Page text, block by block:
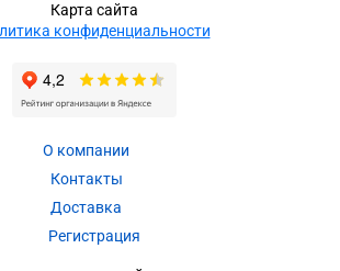
Карта сайта
конфиденциальности
О компании
Контакты
Доставка
Регистрация